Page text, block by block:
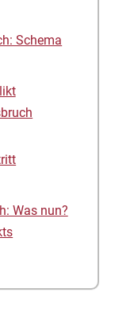
Schema
Was nun?